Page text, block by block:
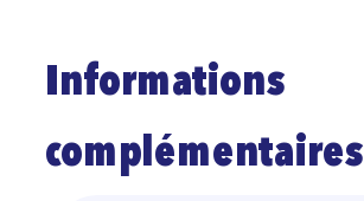
Informations
complémentaires